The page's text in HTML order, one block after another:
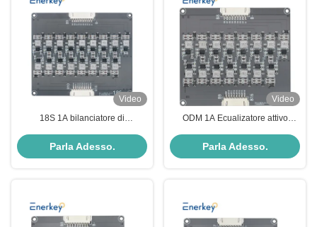
Video
18S 1A bilanciatore di
protezione contro scariche
Parla Adesso.
Video
ODM 1A Ecualizatore attivo
Battery Pack Balancer
Parla Adesso.